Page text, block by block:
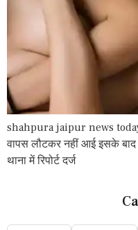
shahpura jaipur news
वापस लौटकर नहीं आई इसके बाद
थाना में रिपोर्ट दर्ज